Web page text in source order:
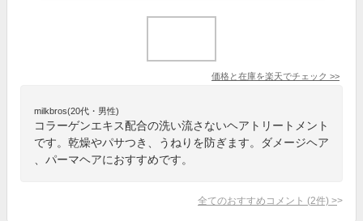
価格と在庫を楽天でチェック >>
milkbros(20代・男性)
コラーゲンエキス配合の洗い流さないヘアトリートメント
です。乾燥やパサつき、うねりを防ぎます。ダメージヘア
、パーマヘアにおすすめです。
全てのおすすめコメント (2件) >